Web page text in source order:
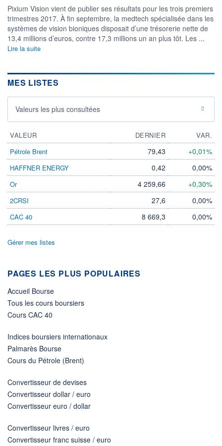
ÉLIGIBILITÉ
Non éligible
Boursobank
Pixium Vision vient de publier ses résultats pour les trois premiers
trimestres 2017. À fin septembre, la medtech spécialisée dans les
systèmes de vision bioniques disposait d’une trésorerie nette de
13,4 millions d’euros, contre 17,3 millions un an plus tôt. Les ...
Lire la suite
MES LISTES
Valeurs les plus consultées
VALEUR DERNIER
VAR.
Pétrole Brent
79,43 +0,01%
HAFFNER ENERGY 0,42 0,00%
Or 4 259,66 +0,30%
2CRSI 27,6 0,00%
CAC 40 8 669,3 0,00%
Gérer mes listes
PAGES LES PLUS POPULAIRES
Accueil Bourse
Tous les cours boursiers
Cours CAC 40
Indices boursiers internationaux
Palmarès Bourse
Cours du Pétrole (Brent)
Convertisseur de devises
Convertisseur dollar / euro
Convertisseur euro / dollar
Convertisseur livres / euro
Convertisseur franc suisse / euro